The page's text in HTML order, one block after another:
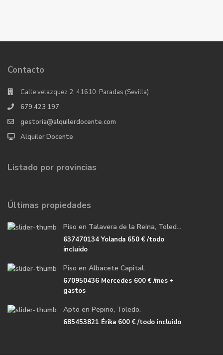
Contacto
Calle velazquez 2, 41610. Paradas (Sevilla)
679 423 197
gestoria@alquilerdocente.com
Alquiler Docente
Listado por provincias
Últimas propiedades
Piso en Talavera de la Reina, Toled...
637470134 Yolanda 650 €/todo
incluido
Piso en Albacete Capital.
670950436 Mercedes 600 €/mes +
gastos
Apto en Pepino, Toledo.
685453821 Érika 600 €/todo incluido